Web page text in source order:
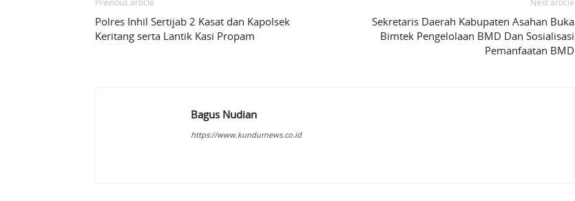
Previous article
Polres Inhil Sertijab 2 Kasat dan Kapolsek
Keritang serta Lantik Kasi Propam
Next article
Sekretaris Daerah Kabupaten Asahan Buka
Bimtek Pengelolaan BMD Dan Sosialisasi
Pemanfaatan BMD
Bagus Nudian
https://www.kundurnews.co.id